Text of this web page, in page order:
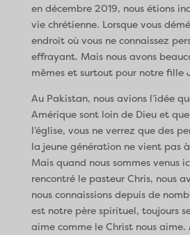
en décembre 2019, nous étions
vie chrétienne. Lorsque vous
endroit où vous ne connaissez
effrayant. Mais nous avons
mêmes et surtout pour notre fille
Au Pakistan, nous avions l’idée
Amérique sont loin de Dieu et
l’église, vous ne verrez que des
la jeune génération ne vient pas à
Mais quand nous sommes venus
rencontré le pasteur Chris, nous
nous connaissions depuis de
est notre père spirituel, toujours
aime comme le Christ nous aime.